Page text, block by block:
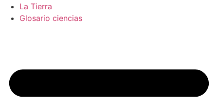
La Tierra
Glosario ciencias